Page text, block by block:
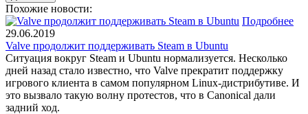
Похожие новости:
Подробнее
29.06.2019
Valve продолжит поддерживать Steam в Ubuntu
Ситуация вокруг Steam и Ubuntu нормализуется. Несколько
дней назад стало известно, что Valve прекратит поддержку
игрового клиента в самом популярном Linux-дистрибутиве. И
это вызвало такую волну протестов, что в Canonical дали
задний ход.